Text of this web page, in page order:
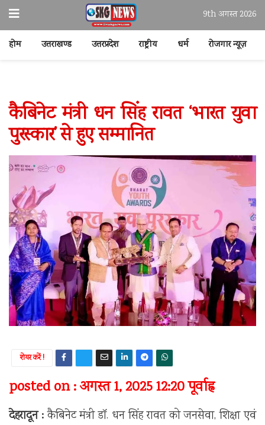
9th अगस्त 2026
होम उत्तराखण्ड उत्तरप्रदेश राष्ट्रीय धर्म रोजगार न्यूज़
कैबिनेट मंत्री धन सिंह रावत ‘भारत युवा
पुरस्कार’ से हुए सम्मानित
शेयर करें !
posted on : अगस्त 1, 2025 12:20 पूर्वाह्न
देहरादून :कैबिनेट मंत्री डॉ. धन सिंह रावत को जनसेवा, शिक्षा एवं